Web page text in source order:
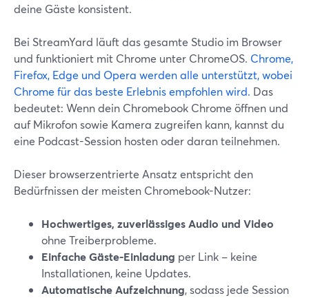
deine Gäste konsistent.
Bei StreamYard läuft das gesamte Studio im Browser
und funktioniert mit Chrome unter ChromeOS. Chrome,
Firefox, Edge und Opera werden alle unterstützt, wobei
Chrome für das beste Erlebnis empfohlen wird. Das
bedeutet: Wenn dein Chromebook Chrome öffnen und
auf Mikrofon sowie Kamera zugreifen kann, kannst du
eine Podcast-Session hosten oder daran teilnehmen.
Dieser browserzentrierte Ansatz entspricht den
Bedürfnissen der meisten Chromebook-Nutzer:
Hochwertiges, zuverlässiges Audio und Video
ohne Treiberprobleme.
Einfache Gäste-Einladung per Link – keine
Installationen, keine Updates.
Automatische Aufzeichnung, sodass jede Session